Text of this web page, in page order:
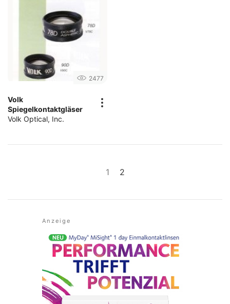
2477
Volk
Spiegelkontaktgläser
Volk Optical, Inc.
1 2